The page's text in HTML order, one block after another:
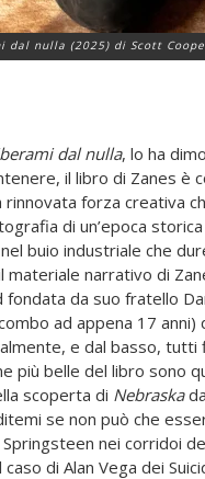
dal nulla (2025) di Scott
dal nulla, lo ha
il libro di Zanes è
forza creativa
di un’epoca storica
buio industriale che
narrativo di
da suo fratello
ad appena 17
e dal basso, tutti
più belle del libro sono
scoperta di Nebraska
se non può che
nei corridoi
di Alan Vega dei